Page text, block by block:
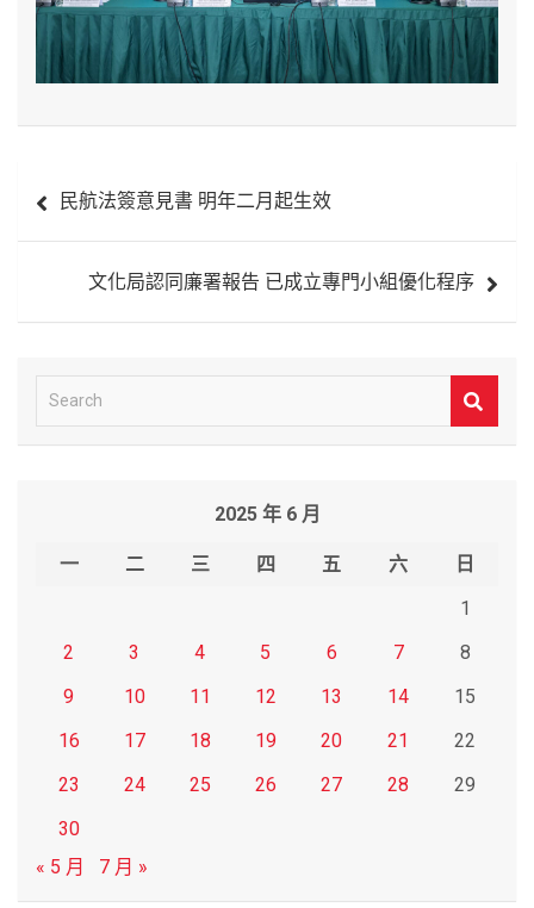
章
民航法簽意見書 明年二月起生效
文化局認同廉署報告 已成立專門小組優化程序
e
2025 年 6 月
一 二 三 四 五 六
日
1
2
3 4 5 6 7
8
9
10 11 12 13 14
15
16
17 18 19 20 21
22
23
24 25 26 27 28
29
30
« 5 月
7 月 »